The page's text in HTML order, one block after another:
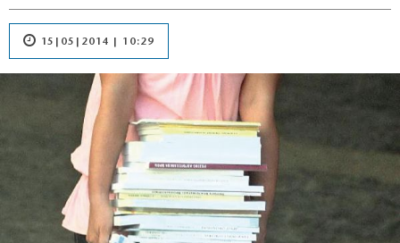
15|05|2014 | 10:29